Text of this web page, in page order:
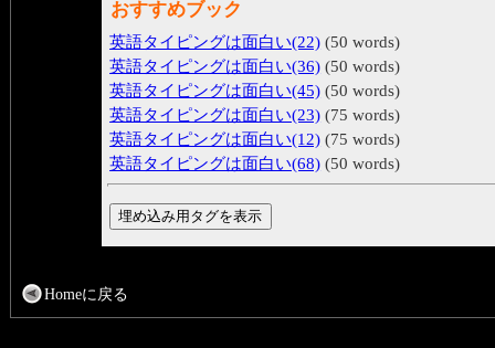
おすすめブック
英語タイピングは面白い(22) (50 words)
英語タイピングは面白い(36) (50 words)
英語タイピングは面白い(45) (50 words)
英語タイピングは面白い(23) (75 words)
英語タイピングは面白い(12) (75 words)
英語タイピングは面白い(68) (50 words)
Homeに戻る